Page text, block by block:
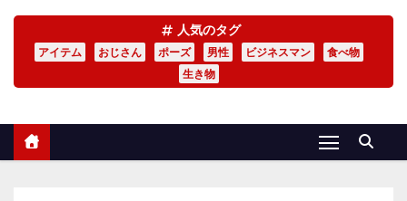
人気のタグ
アイテム おじさん ポーズ 男性 ビジネスマン
食べ物
生き物